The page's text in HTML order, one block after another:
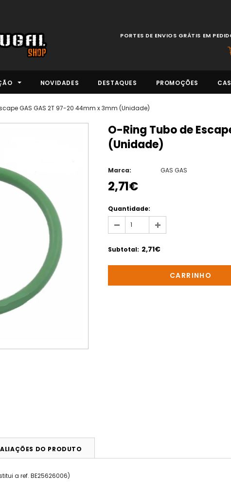
PORTES DE ENVIOS GRÁTIS EM
NOVIDADES DESTAQUES PROMOÇÕES
GAS GAS 2T 97-20 44mm x 3mm (Unidade)
O-Ring Tubo de Escape GAS GAS 2T 97-20 44mm x 3mm
(Unidade)
Marca: GAS GAS
2,71€
Quantidade:
Subtotal: 2,71€
DO PRODUTO
a ref. BE25626006)